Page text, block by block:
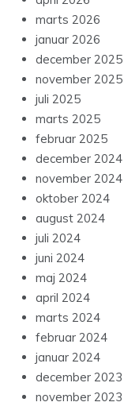
marts 2026
januar 2026
december 2025
november 2025
juli 2025
marts 2025
februar 2025
december 2024
november 2024
oktober 2024
august 2024
juli 2024
juni 2024
maj 2024
april 2024
marts 2024
februar 2024
januar 2024
december 2023
november 2023